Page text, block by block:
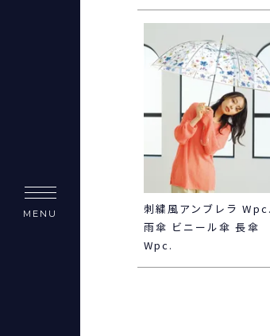
刺繍風アンブレラ Wpc.
雨傘 ビニール傘 長傘
Wpc.
MENU